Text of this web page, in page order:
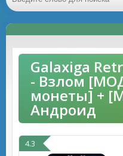
Galaxiga
- Взлом
монеты] +
Андроид
4.3